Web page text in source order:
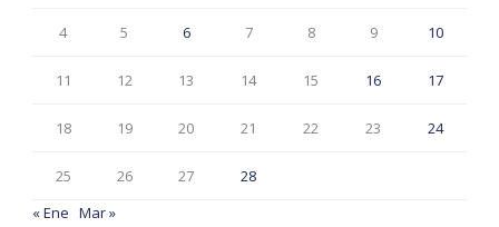
4 5 6 7 8 9 10
11 12 13 14 15 16 17
18 19 20 21 22 23 24
25 26 27
28
« Ene Mar »